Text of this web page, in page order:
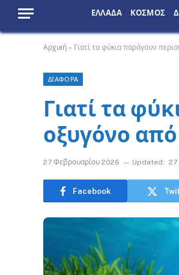
ΕΛΛΑΔΑ ΚΟΣΜΟΣ
Αρχική » Γιατί τα φύκια παράγουν
ΔΙΑΦΟΡΑ
Γιατί τα
οξυγόνο
27 Φεβρουαρίου 2026 Updated: 27
Facebook